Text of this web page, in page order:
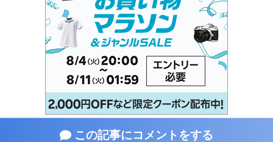
この記事にコメントをする